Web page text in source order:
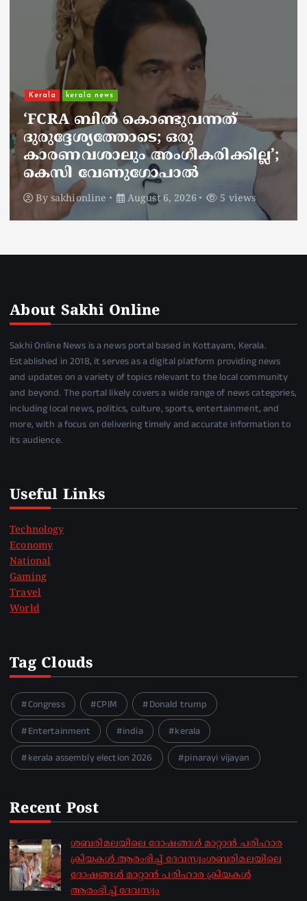
kerala news
ചാലിശേരിയില്‍ സര്‍ക്കാര്‍
ജനകീയ ആരോഗ്യകേന്ദ്രത്തില്‍
നഴ്സിന് അണലിയുടെ കടിയേറ്റു;
അണലിയുടെ കടിയേറ്റത്
ഡ്യൂട്ടിക്കിടെ
By sakhionline August 6, 2026 5 views
About Sakhi Online
Sakhi Online News is a news portal based in Kottayam, Kerala.
Established in 2018, it serves as a digital platform providing news
and updates on a variety of topics relevant to the local community
and beyond. The portal likely covers a wide range of news categories,
including local news, politics, culture, sports, entertainment, and
more, with a focus on delivering timely and accurate information to
its audience.
Useful Links
Technology
Economy
National
Gaming
Travel
World
Tag Clouds
Congress CPIM
Donald trump
Entertainment
india
kerala
kerala assembly election 2026
pinarayi vijayan
Recent Post
ശബരിമലയിലെ ദോഷങ്ങൾ മാറ്റാൻ പരിഹാര
ക്രിയകൾ ആരംഭിച്ച് ദേവസ്വംശബരിമലയിലെ
ദോഷങ്ങൾ മാറ്റാൻ പരിഹാര ക്രിയകൾ
ആരംഭിച്ച് ദേവസ്വം